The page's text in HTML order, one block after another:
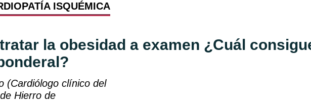
ISQUÉMICA
la obesidad a examen ¿Cuál
(Cardiólogo clínico del
Hierro de